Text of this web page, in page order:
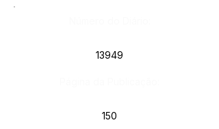
13949
150